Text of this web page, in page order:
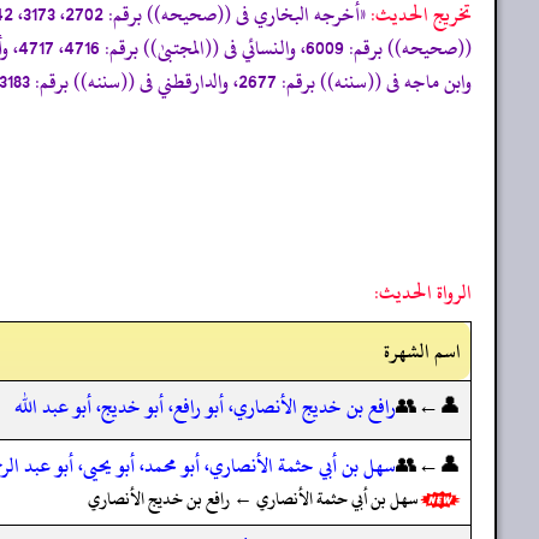
تخریج الحدیث:
وابن ماجه فى ((سننه)) برقم: 2677، والدارقطني فى ((سننه)) برقم: 3183، 3184، 3185، 3187، 3188، 3189، وأحمد فى ((مسنده)) برقم: 16339»
الرواة الحديث:
اسم الشهرة
👤←👥رافع بن خديج الأنصاري، أبو رافع، أبو خديج، أبو عبد الله
👤←👥سهل بن أبي حثمة الأنصاري، أبو محمد، أبو يحيى، أبو عبد
سهل بن أبي حثمة الأنصاري ← رافع بن خديج الأنصاري